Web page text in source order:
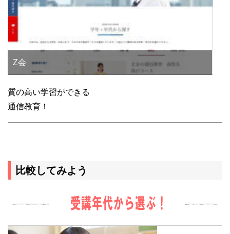
Z会
質の高い学習ができる
通信教育！
比較してみよう